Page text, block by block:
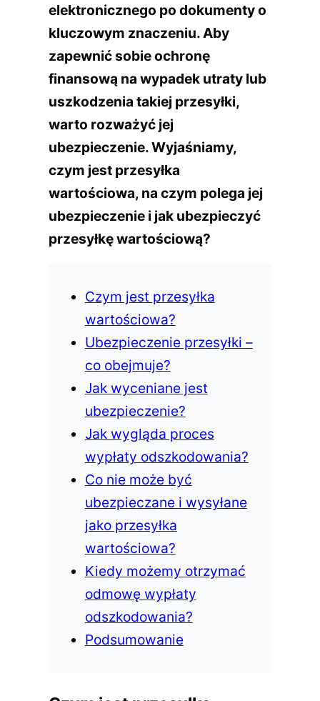
elektronicznego po dokumenty o
kluczowym znaczeniu. Aby
zapewnić sobie ochronę
finansową na wypadek utraty lub
uszkodzenia takiej przesyłki,
warto rozważyć jej
ubezpieczenie. Wyjaśniamy,
czym jest przesyłka
wartościowa, na czym polega jej
ubezpieczenie i jak ubezpieczyć
przesyłkę wartościową?
Czym jest przesyłka
wartościowa?
Ubezpieczenie przesyłki –
co obejmuje?
Jak wyceniane jest
ubezpieczenie?
Jak wygląda proces
wypłaty odszkodowania?
Co nie może być
ubezpieczane i wysyłane
jako przesyłka
wartościowa?
Kiedy możemy otrzymać
odmowę wypłaty
odszkodowania?
Podsumowanie